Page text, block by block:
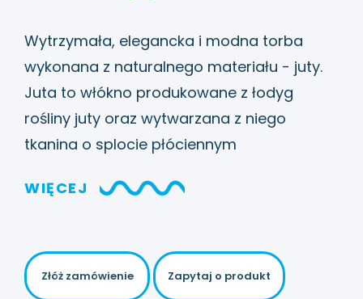
Wytrzymała, elegancka i modna torba
wykonana z naturalnego materiału - juty.
Juta to włókno produkowane z łodyg
rośliny juty oraz wytwarzana z niego
tkanina o splocie płóciennym
WIĘCEJ
Złóż zamówienie Zapytaj o produkt